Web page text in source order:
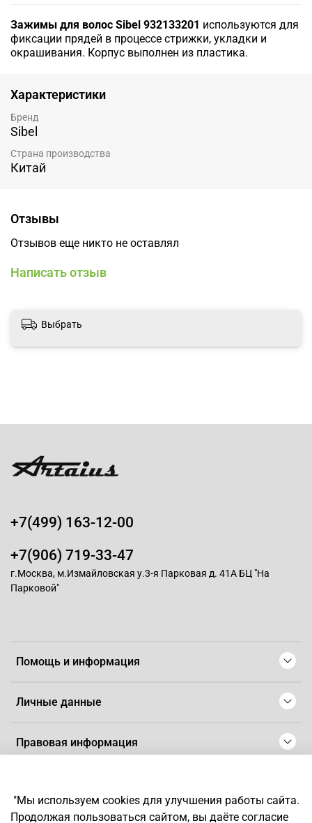
Зажимы для волос Sibel 932133201 используются для
фиксации прядей в процессе стрижки, укладки и
окрашивания. Корпус выполнен из пластика.
Характеристики
Бренд
Sibel
Страна производства
Китай
Отзывы
Отзывов еще никто не оставлял
Написать отзыв
Выбрать
Помощь и информация
Личные данные
Правовая информация
+7(499) 163-12-00
+7(906) 719-33-47
г.Москва, м.Измайловская у.3-я Парковая д. 41А БЦ "На
Парковой"
*Любое использование контента без письменного разрешения
"Мы используем cookies для улучшения работы сайта.
Продолжая пользоваться сайтом, вы даёте согласие